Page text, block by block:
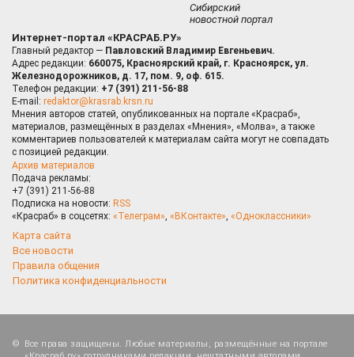
Сибирский
новостной портал
Интернет-портал «КРАСРАБ.РУ»
Главный редактор — Павловский Владимир Евгеньевич.
Адрес редакции: 660075, Красноярский край, г. Красноярск, ул.
Железнодорожников, д. 17, пом. 9, оф. 615.
Телефон редакции: +7 (391) 211-56-88
E-mail: redaktor@krasrab.krsn.ru
Мнения авторов статей, опубликованных на портале «Красраб»,
материалов, размещённых в разделах «Мнения», «Молва», а также
комментариев пользователей к материалам сайта могут не совпадать
с позицией редакции.
Архив материалов
Подача рекламы:
+7 (391) 211-56-88
Подписка на новости: RSS
«Красраб» в соцсетях: «Телеграм», «ВКонтакте», «Одноклассники»
Карта сайта
Все новости
Правила общения
Политика конфиденциальности
Все права защищены. Любые материалы, размещённые на портале